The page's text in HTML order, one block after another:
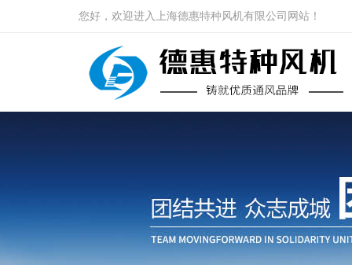
您好，欢迎进入上海德惠特种风机有限公司网站！